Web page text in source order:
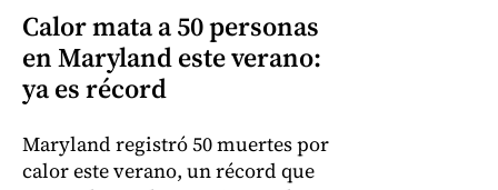
Calor mata a 50 personas
en Maryland este verano:
ya es récord
Maryland registró 50 muertes por
calor este verano, un récord que